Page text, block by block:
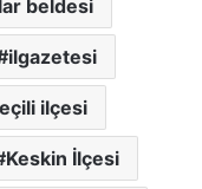
beldesi
ilgazetesi
ilçesi
Keskin İlçesi